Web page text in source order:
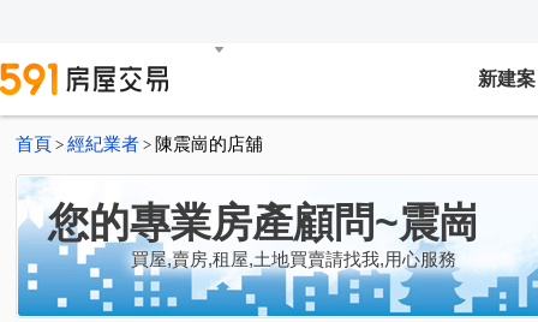
新建案
首頁 > 經紀業者 > 陳震崗的店舖
您的專業房產顧問~震崗
買屋,賣房,租屋,土地買賣請找我,用心服務